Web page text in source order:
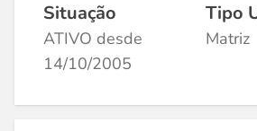
Situação
ATIVO desde
14/10/2005
Tipo
Matriz